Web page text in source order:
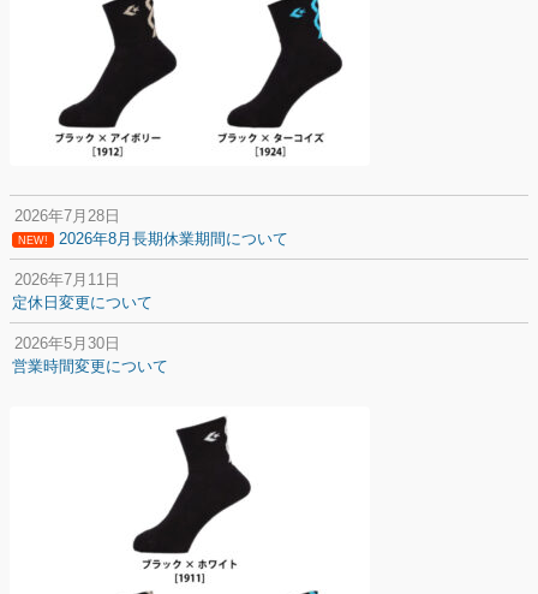
2026年7月28日
NEW! 2026年8月長期休業期間について
2026年7月11日
定休日変更について
2026年5月30日
営業時間変更について
年末年始の休業期間について